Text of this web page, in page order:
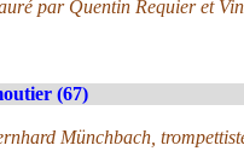
par Quentin Requier et
(67)
Münchbach,